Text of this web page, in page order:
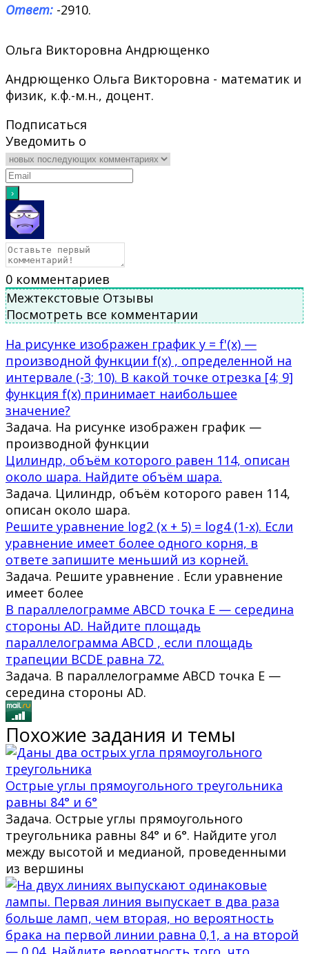
Ответ: -2910.
Ольга Викторовна Андрющенко
Андрющенко Ольга Викторовна - математик и
физик, к.ф.-м.н., доцент.
Подписаться
Уведомить о
0 комментариев
Межтекстовые Отзывы
Посмотреть все комментарии
На рисунке изображен график y = f'(x) —
производной функции f(x) , определенной на
интервале (-3; 10). В какой точке отрезка [4; 9]
функция f(x) принимает наибольшее
значение?
Задача. На рисунке изображен график —
производной функции
Цилиндр, объём которого равен 114, описан
около шара. Найдите объём шара.
Задача. Цилиндр, объём которого равен 114,
описан около шара.
Решите уравнение log2 (x + 5) = log4 (1-х). Если
уравнение имеет более одного корня, в
ответе запишите меньший из корней.
Задача. Решите уравнение . Если уравнение
имеет более
В параллелограмме ABCD точка E — середина
стороны AD. Найдите площадь
параллелограмма ABCD , если площадь
трапеции BCDE равна 72.
Задача. В параллелограмме ABCD точка E —
середина стороны AD.
Похожие задания и темы
Острые углы прямоугольного треугольника
равны 84° и 6°
Задача. Острые углы прямоугольного
треугольника равны 84° и 6°. Найдите угол
между высотой и медианой, проведенными
из вершины